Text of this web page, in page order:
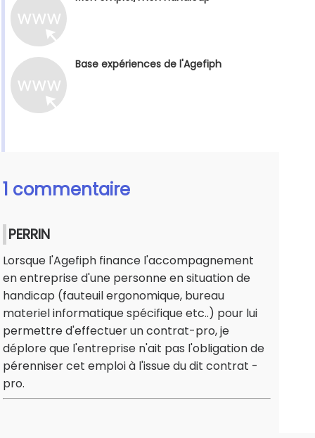
Base expériences de l'Agefiph
1 commentaire
PERRIN
Lorsque l'Agefiph finance l'accompagnement
en entreprise d'une personne en situation de
handicap (fauteuil ergonomique, bureau
materiel informatique spécifique etc..) pour lui
permettre d'effectuer un contrat-pro, je
déplore que l'entreprise n'ait pas l'obligation de
pérenniser cet emploi à l'issue du dit contrat -
pro.